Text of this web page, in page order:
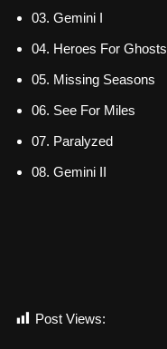
03. Gemini I
04. Heroes For Ghosts
05. Missing Seasons
06. See For Miles
07. Paralyzed
08. Gemini II
Post Views: